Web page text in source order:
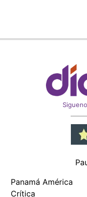
Panamá América
Crítica